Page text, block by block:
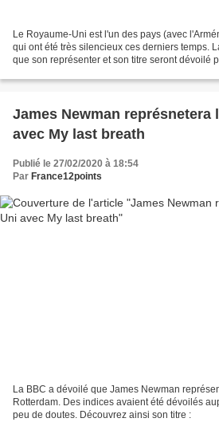
Le Royaume-Uni est l'un des pays (avec
qui ont été très silencieux ces derniers temps.
que son représenter et son titre seront dévoilé
James Newman représnetera
avec My last breath
Publié le 27/02/2020 à 18:54
Par France12points
La BBC a dévoilé que James Newman
Rotterdam. Des indices avaient été dévoilés
peu de doutes. Découvrez ainsi son titre :